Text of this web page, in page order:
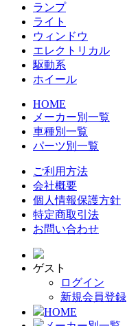
ランプ
ライト
ウィンドウ
エレクトリカル
駆動系
ホイール
HOME
メーカー別一覧
車種別一覧
パーツ別一覧
ご利用方法
会社概要
個人情報保護方針
特定商取引法
お問い合わせ
ゲスト
ログイン
新規会員登録
HOME